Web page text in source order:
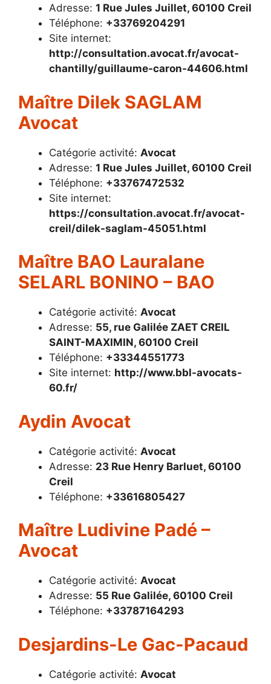
Adresse: 1 Rue Jules Juillet, 60100 Creil
Téléphone: +33769204291
Site internet:
http://consultation.avocat.fr/avocat-
chantilly/guillaume-caron-44606.html
Maître Dilek SAGLAM
Avocat
Catégorie activité: Avocat
Adresse: 1 Rue Jules Juillet, 60100 Creil
Téléphone: +33767472532
Site internet:
https://consultation.avocat.fr/avocat-
creil/dilek-saglam-45051.html
Maître BAO Lauralane
SELARL BONINO – BAO
Catégorie activité: Avocat
Adresse: 55, rue Galilée ZAET CREIL
SAINT-MAXIMIN, 60100 Creil
Téléphone: +33344551773
Site internet: http://www.bbl-avocats-
60.fr/
Aydin Avocat
Catégorie activité: Avocat
Adresse: 23 Rue Henry Barluet, 60100
Creil
Téléphone: +33616805427
Maître Ludivine Padé –
Avocat
Catégorie activité: Avocat
Adresse: 55 Rue Galilée, 60100 Creil
Téléphone: +33787164293
Desjardins-Le Gac-Pacaud
Catégorie activité: Avocat